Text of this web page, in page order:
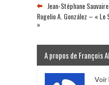
Jean-Stéphane
Rogelio A. González – «
»
A propos de François
Voir